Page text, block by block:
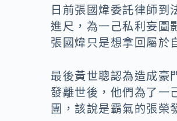
日前張國煒委託律師到
進尺，為一己私利妄圖
張國煒只是想拿回屬於
最後黃世聰認為造成豪
發離世後，他們為了一
團，該說是霸氣的張榮